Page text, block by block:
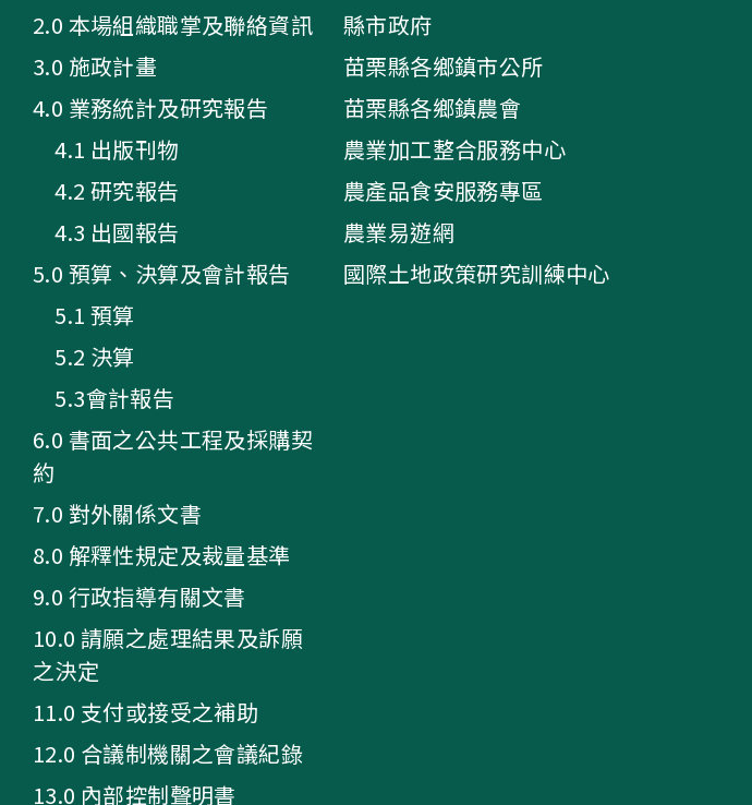
2.0 本場組織職掌及聯絡資訊
3.0 施政計畫
4.0 業務統計及研究報告
4.1 出版刊物
4.2 研究報告
4.3 出國報告
5.0 預算、決算及會計報告
5.1 預算
5.2 決算
5.3會計報告
6.0 書面之公共工程及採購契
約
7.0 對外關係文書
8.0 解釋性規定及裁量基準
9.0 行政指導有關文書
10.0 請願之處理結果及訴願
之決定
11.0 支付或接受之補助
12.0 合議制機關之會議紀錄
13.0 內部控制聲明書
縣市政府
苗栗縣各鄉鎮市公所
苗栗縣各鄉鎮農會
農業加工整合服務中心
農產品食安服務專區
農業易遊網
國際土地政策研究訓練中心